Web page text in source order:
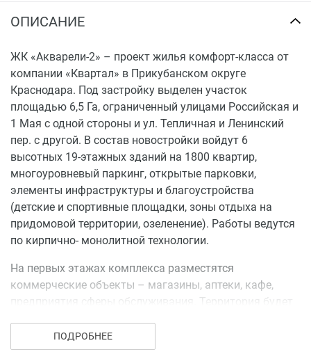
ОПИСАНИЕ
ЖК «Акварели-2» – проект жилья комфорт-класса от
компании «Квартал» в Прикубанском округе
Краснодара. Под застройку выделен участок
площадью 6,5 Га, ограниченный улицами Российская и
1 Мая с одной стороны и ул. Тепличная и Ленинский
пер. с другой. В состав новостройки войдут 6
высотных 19-этажных зданий на 1800 квартир,
многоуровневый паркинг, открытые парковки,
элементы инфраструктуры и благоустройства
(детские и спортивные площадки, зоны отдыха на
придомовой территории, озеленение). Работы ведутся
по кирпично- монолитной технологии.
На первых этажах комплекса разместятся
коммерческие объекты – магазины, аптеки, кафе,
предприятия сферы обслуживания. Территория будет
видеонаблюдения. Всем жильцам будет предоставлен
бесплатный доступ к Wi-Fi во дворе.
ПОДРОБНЕЕ